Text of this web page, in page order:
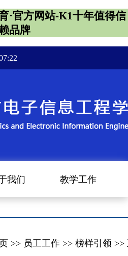
·官方网站-K1十年值得信
品牌
我们 教学工作
>> 员工工作 >> 榜样引领 >>